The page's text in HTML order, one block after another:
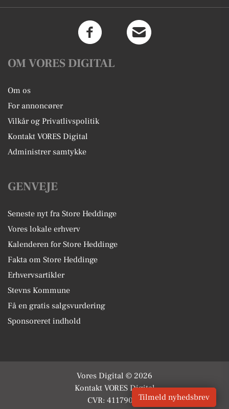
OM VORES DIGITAL
Om os
For annoncører
Vilkår og Privatlivspolitik
Kontakt VORES Digital
Administrer samtykke
GENVEJE
Seneste nyt fra Store Heddinge
Vores lokale erhverv
Kalenderen for Store Heddinge
Fakta om Store Heddinge
Erhvervsartikler
Stevns Kommune
Få en gratis salgsvurdering
Sponsoreret indhold
Vores Digital © 2026
Kontakt VORES Digital
CVR: 41179082Tilmeld nyhedsbrev